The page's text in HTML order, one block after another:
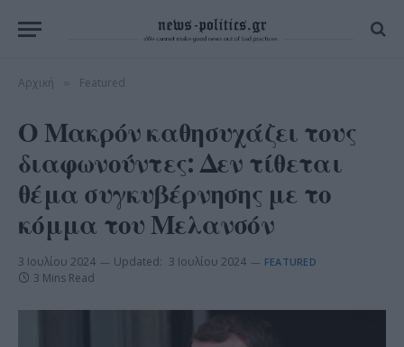
Αρχική Featured
Ο Μακρόν καθησυχάζει τους
διαφωνούντες: Δεν τίθεται
θέμα συγκυβέρνησης με το
κόμμα του Μελανσόν
3 Ιουλίου 2024 Updated: 3 Ιουλίου 2024 FEATURED
3 Mins Read